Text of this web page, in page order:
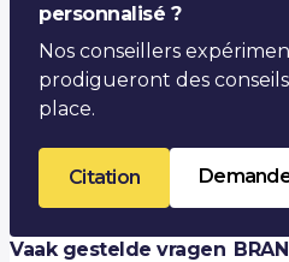
personnalisé ?
Nos conseillers
prodigueront des
place.
Citation
Vaak gestelde vragen